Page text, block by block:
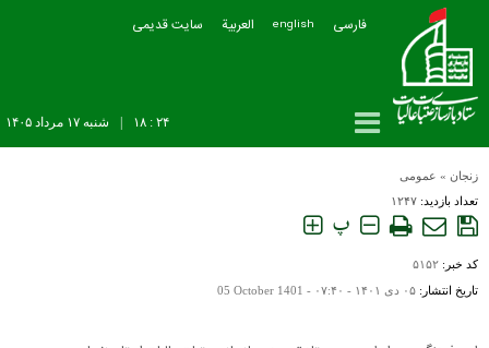
فارسی english العربیة سایت قدیمی
شنبه ۱۷ مرداد ۱۴۰۵ ۲۴ : ۱۸
زنجان » عمومی
تعداد بازدید: ۱۲۴۷
پ
کد خبر: ۵۱۵۲
تاریخ انتشار: ۰۵ دی ۱۴۰۱ - ۰۷:۴۰ - 05 October 1401